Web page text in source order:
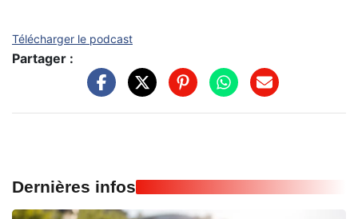
Télécharger le podcast
Partager :
Dernières infos